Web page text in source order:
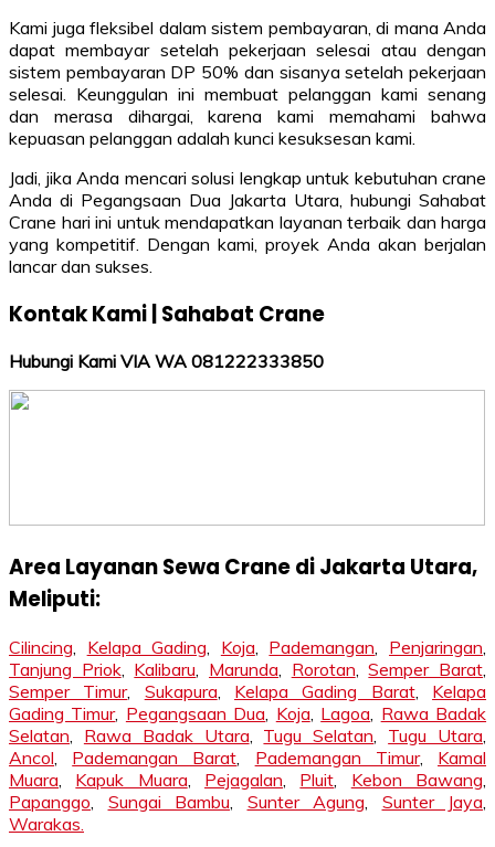
Kami juga fleksibel dalam sistem pembayaran, di mana Anda
dapat membayar setelah pekerjaan selesai atau dengan
sistem pembayaran DP 50% dan sisanya setelah pekerjaan
selesai. Keunggulan ini membuat pelanggan kami senang
dan merasa dihargai, karena kami memahami bahwa
kepuasan pelanggan adalah kunci kesuksesan kami.
Jadi, jika Anda mencari solusi lengkap untuk kebutuhan crane
Anda di Pegangsaan Dua Jakarta Utara, hubungi Sahabat
Crane hari ini untuk mendapatkan layanan terbaik dan harga
yang kompetitif. Dengan kami, proyek Anda akan berjalan
lancar dan sukses.
Kontak Kami | Sahabat Crane
Hubungi Kami VIA WA 081222333850
Area Layanan Sewa Crane di Jakarta Utara,
Meliputi:
Cilincing Kelapa Gading Koja Pademangan Penjaringan
Tanjung Priok, Kalibaru Marunda Rorotan ,Semper Barat
Semper Timur, Sukapura Kelapa Gading Barat, Kelapa
Gading Timur, Pegangsaan Dua Koja Lagoa Rawa Badak
Selatan
Rawa Badak Utara Tugu Selatan Tugu Utara
Ancol
Pademangan Barat Pademangan Timur, Kamal
Muara
Kapuk Muara Pejagalan Pluit Kebon Bawang
Papanggo
Sungai Bambu Sunter Agung Sunter Jaya
Warakas.